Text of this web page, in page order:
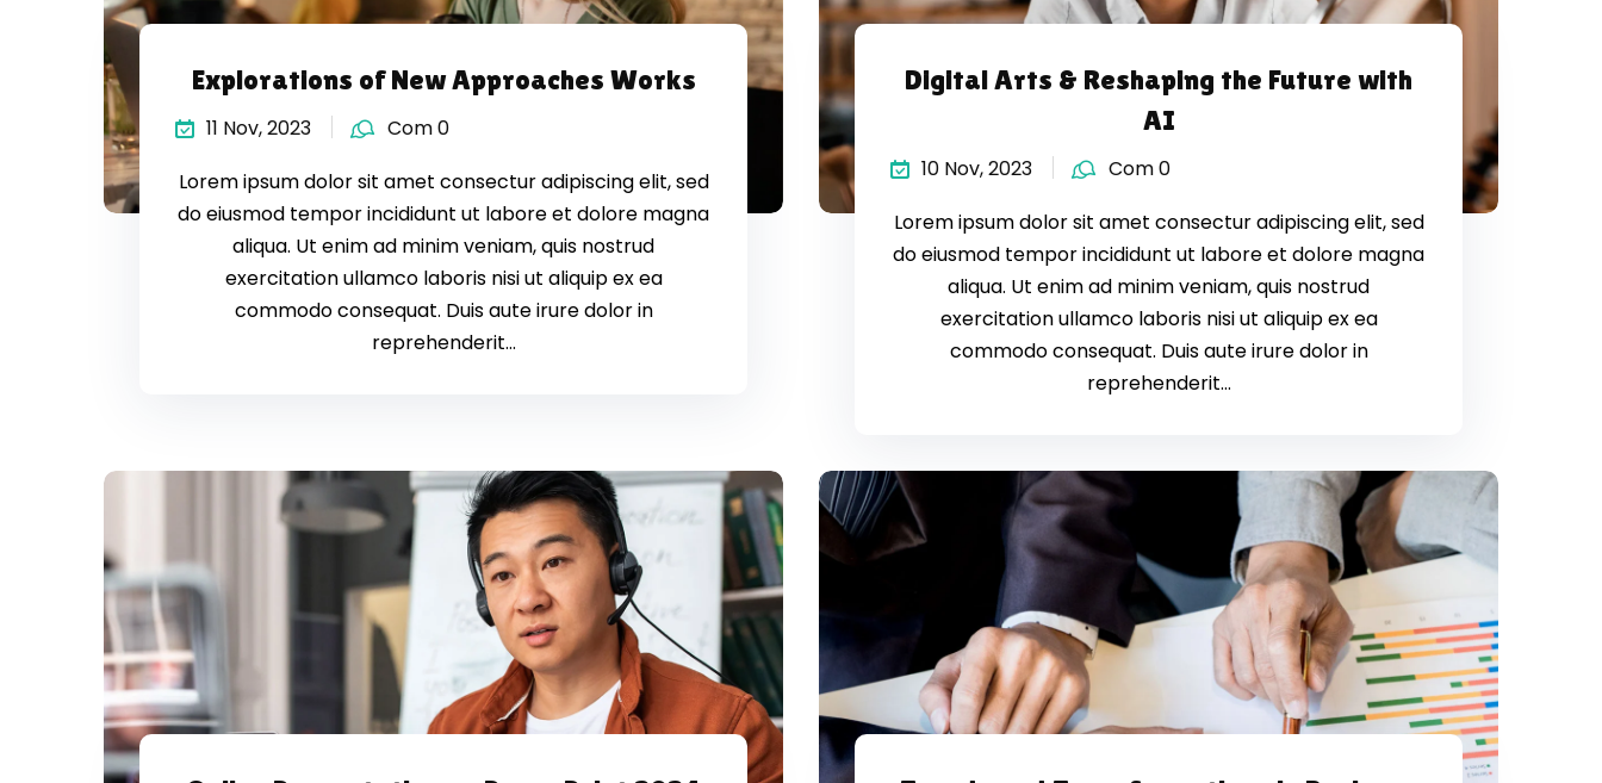
Explorations of New Approaches Works
11 Nov, 2023
Com 0
Lorem ipsum dolor sit amet consectur adipiscing elit, sed
do eiusmod tempor incididunt ut labore et dolore magna
aliqua. Ut enim ad minim veniam, quis nostrud
exercitation ullamco laboris nisi ut aliquip ex ea
commodo consequat. Duis aute irure dolor in
reprehenderit...
Digital Arts & Reshaping the Future with
AI
10 Nov, 2023
Com 0
Lorem ipsum dolor sit amet consectur adipiscing elit, sed
do eiusmod tempor incididunt ut labore et dolore magna
aliqua. Ut enim ad minim veniam, quis nostrud
exercitation ullamco laboris nisi ut aliquip ex ea
commodo consequat. Duis aute irure dolor in
reprehenderit...